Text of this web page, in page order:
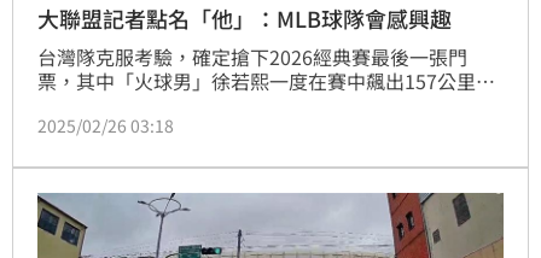
大聯盟記者點名「他」：MLB球隊會感興趣
台灣隊克服考驗，確定搶下2026經典賽最後一張門
票，其中「火球男」徐若熙一度在賽中飆出157公里火
注意，克萊爾更直言「不得不說，美國職棒大聯盟球隊
2025/02/26 03:18